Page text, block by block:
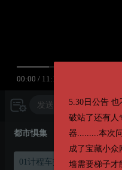
5.30日公告
破站了还有人
器.........本次
成了宝藏小众
墙需要梯子才
00:00 / 11:14
都市惧集
01计程车招呼站 02失物